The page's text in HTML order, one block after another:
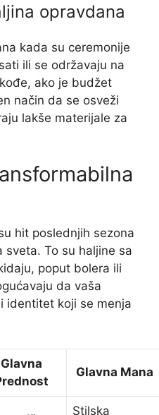
opravdana
kada su ceremonije
ili se održavaju na
ako je budžet
način da se osveži
lakše materijale za
hit poslednjih sezona
To su haljine sa
poput bolera ili
da vaša
identitet koji se menja
Glavna
Glavna Mana
Stilska